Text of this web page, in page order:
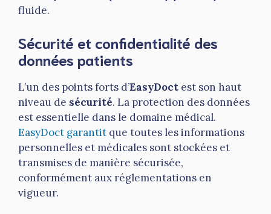
fluide.
Sécurité et confidentialité des
données patients
L’un des points forts d’EasyDoct est son haut
niveau de sécurité. La protection des données
est essentielle dans le domaine médical.
EasyDoct garantit que toutes les informations
personnelles et médicales sont stockées et
transmises de manière sécurisée,
conformément aux réglementations en
vigueur.